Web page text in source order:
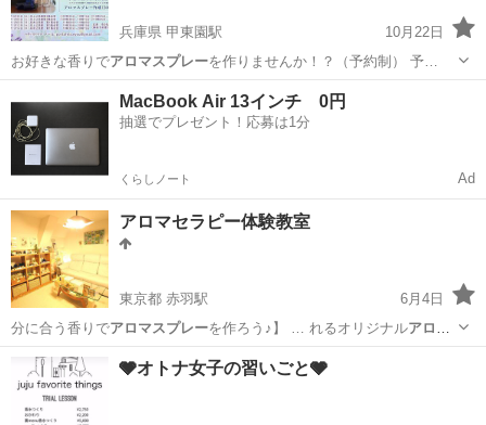
兵庫県 甲東園駅
10月22日
お好きな香りでアロマスプレー を作りませんか！？（予約制） 予…
アロマ アロマスプレー
MacBook Air 13インチ 0円
抽選でプレゼント！応募は1分
くらしノート Ad
アロマセラピー体験教室
東京都 赤羽駅
6月4日
分に合う香りでアロマスプレーを作ろう♪】 … れるオリジナルアロマ
スプレーを作ってみませ… セラピストが、アロマスプレーの作り方と
共に…
東京 北区 赤羽駅 セラピー
🩶オトナ女子の習いごと🩶